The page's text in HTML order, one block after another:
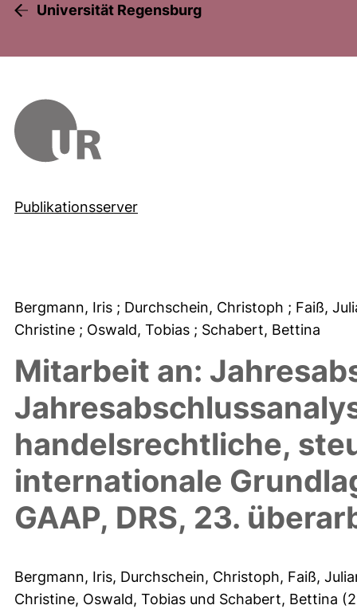
Universität Regensburg
Publikationsserver
Bergmann, Iris ; Durchschein, Christoph ; Faiß,
Christine ; Oswald, Tobias ; Schabert, Bettina
Mitarbeit an:
handelsrechtliche,
internationale
GAAP, DRS, 23.
Bergmann, Iris, Durchschein, Christoph, Faiß,
Christine, Oswald, Tobias und Schabert, Bettina